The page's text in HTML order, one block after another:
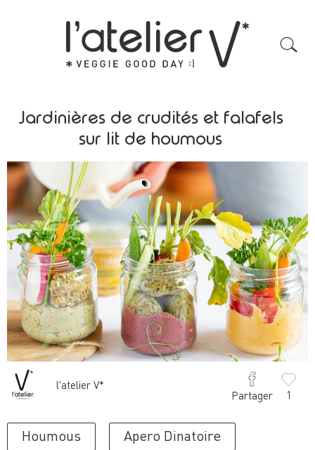
Jardinières de crudités et falafels
sur lit de houmous
l'atelier V*
Partager
1
Houmous Apero Dinatoire